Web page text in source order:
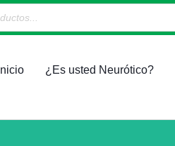
Inicio ¿Es usted Neurótico?